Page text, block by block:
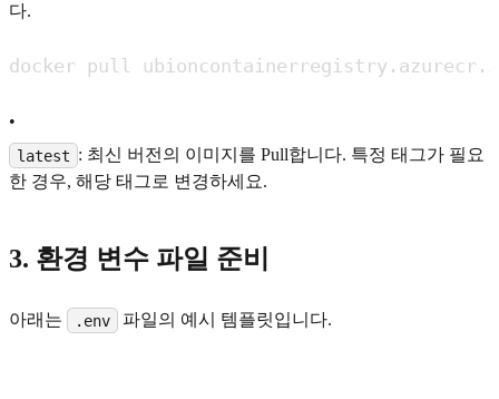
다.
•
latest : 최신 버전의 이미지를 Pull합니다. 특정 태그가 필요
한 경우, 해당 태그로 변경하세요.
3. 환경 변수 파일 준비
아래는 .env 파일의 예시 템플릿입니다.